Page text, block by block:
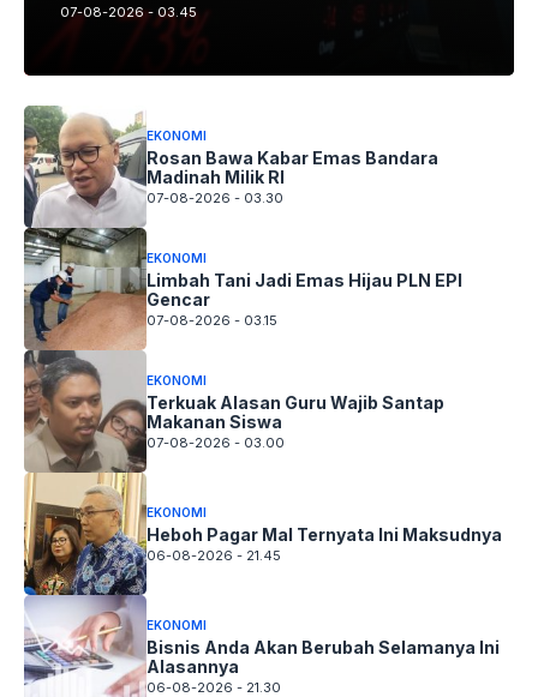
07-08-2026 - 03.45
EKONOMI
Rosan Bawa Kabar Emas Bandara
Madinah Milik RI
07-08-2026 - 03.30
EKONOMI
Limbah Tani Jadi Emas Hijau PLN EPI
Gencar
07-08-2026 - 03.15
EKONOMI
Terkuak Alasan Guru Wajib Santap
Makanan Siswa
07-08-2026 - 03.00
EKONOMI
Heboh Pagar Mal Ternyata Ini Maksudnya
06-08-2026 - 21.45
EKONOMI
Bisnis Anda Akan Berubah Selamanya Ini
Alasannya
06-08-2026 - 21.30